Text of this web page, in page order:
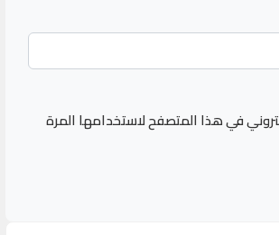
في هذا المتصفح لاستخدامها المرة